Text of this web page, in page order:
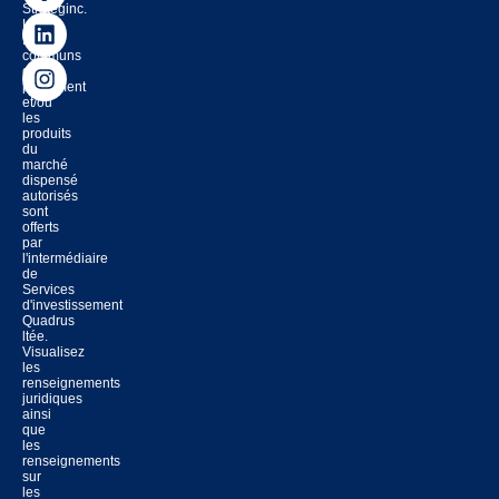
Strateginc.
Les
fonds
communs
de
placement
et/ou
les
produits
du
marché
dispensé
autorisés
sont
offerts
par
l'intermédiaire
de
Services
d'investissement
Quadrus
ltée.
Visualisez
les
renseignements
juridiques
ainsi
que
les
renseignements
sur
les